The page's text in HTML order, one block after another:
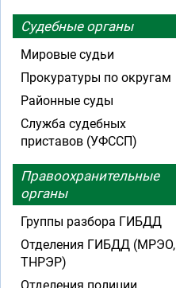
Судебные органы
Мировые судьи
Прокуратуры по округам
Районные суды
Служба судебных
приставов (УФССП)
Правоохранительные
органы
Группы разбора ГИБДД
Отделения ГИБДД (МРЭО,
ТНРЭР)